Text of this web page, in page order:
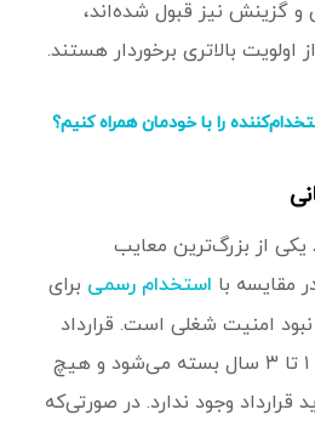
گزینش نیز قبول شده‌اند،
اولویت بالاتری برخوردار هستند.
را با خودمان همراه کنیم؟
یکی از بزرگ‌ترین معایب
مقایسه با استخدام رسمی برای
امنیت شغلی است. قرارداد
موقت معمولا برای ۱ تا ۳ سال بسته می‌شود و هیچ
قرارداد وجود ندارد. در صورتی‌که